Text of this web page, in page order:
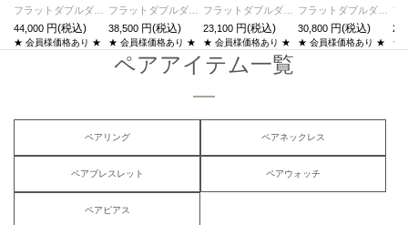
フラットダブルダイヤモンドネックレス-ゴールド
44,000
★ 会員様価格あり ★
フラットダブルダイヤモンドネックレス-シルバー
38,500
★ 会員様価格あり ★
フラットダブルダイヤモンドピアス-ゴールド/両耳
23,100
★ 会員様価格あり ★
フラットダブルダイヤモンドリングM-ゴールド/指輪
30,800
★ 会員様価格あり ★ ★
ペアアイテム一覧
ペアリング ペアネックレス
ペアブレスレット ペアウォッチ
ペアピアス